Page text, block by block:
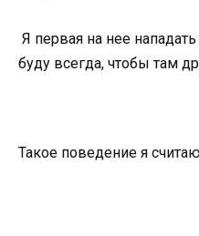
Я первая на нее
буду всегда, чтобы там
Такое поведение я